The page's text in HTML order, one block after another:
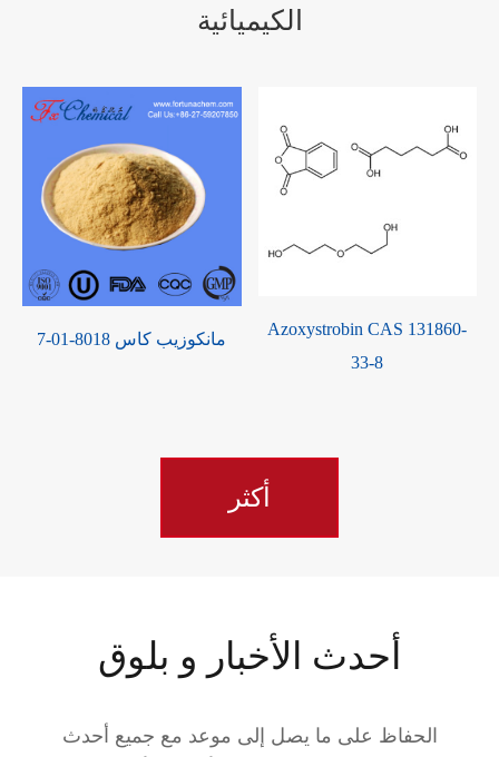
الكيميائية
مانكوزيب كاس 8018-01-7
Azoxystrobin CAS 131860-
33-8
أكثر
أحدث الأخبار و بلوق
الحفاظ على ما يصل إلى موعد مع جميع أحدث